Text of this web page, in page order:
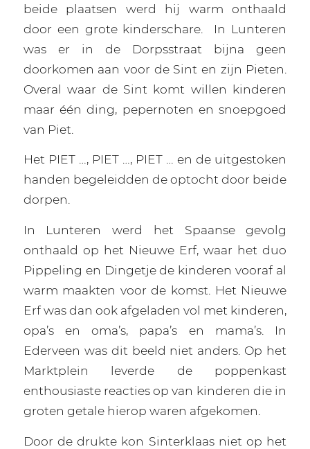
beide plaatsen werd hij warm onthaald
door een grote kinderschare.
In Lunteren
was er in de Dorpsstraat bijna geen
doorkomen aan voor de Sint en zijn Pieten.
Overal waar de Sint komt willen kinderen
maar één ding, pepernoten en snoepgoed
van Piet.
Het PIET …, PIET …, PIET … en de uitgestoken
handen begeleidden de optocht door beide
dorpen.
In Lunteren werd het Spaanse gevolg
onthaald op het Nieuwe Erf, waar het duo
Pippeling en Dingetje de kinderen vooraf al
warm maakten voor de komst. Het Nieuwe
Erf was dan ook afgeladen vol met kinderen,
opa’s en oma’s, papa’s en mama’s. In
Ederveen was dit beeld niet anders. Op het
Marktplein leverde de poppenkast
enthousiaste reacties op van kinderen die in
groten getale hierop waren afgekomen.
Door de drukte kon Sinterklaas niet op het